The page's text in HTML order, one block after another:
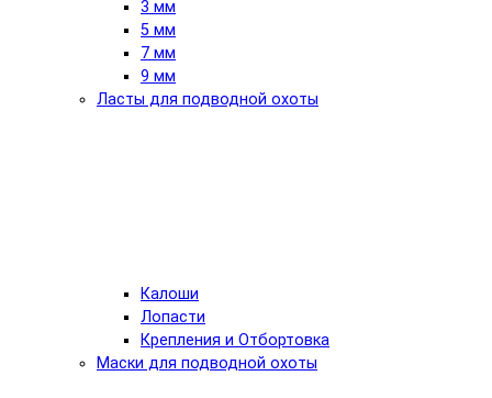
3 мм
5 мм
7 мм
9 мм
Ласты для подводной охоты
Калоши
Лопасти
Крепления и Отбортовка
Маски для подводной охоты